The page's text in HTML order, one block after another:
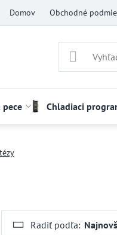
Domov Obchodné
Chladiaci
Radiť podľa: